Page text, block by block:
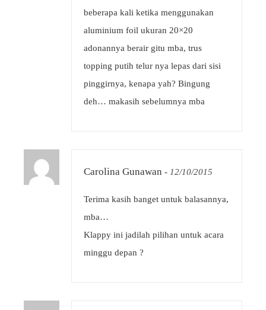
beberapa kali ketika menggunakan
aluminium foil ukuran 20×20
adonannya berair gitu mba, trus
topping putih telur nya lepas dari sisi
pinggirnya, kenapa yah? Bingung
deh… makasih sebelumnya mba
Carolina Gunawan - 12/10/2015
Terima kasih banget untuk balasannya,
mba…
Klappy ini jadilah pilihan untuk acara
minggu depan ?